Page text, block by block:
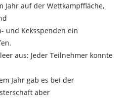
Jahr auf der Wettkampffläche,
und Keksspenden ein
aus: Jeder Teilnehmer konnte
Jahr gab es bei der
aber